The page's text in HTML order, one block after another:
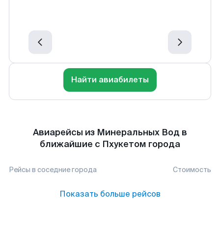
Найти авиабилеты
Авиарейсы из Минеральных Вод в
ближайшие с Пхукетом города
Рейсы в соседние города Стоимость
Показать больше рейсов